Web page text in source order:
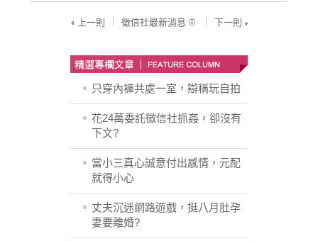
上一則 徵信社最新消息 下一則
只穿內褲共處一室，辯稱玩自拍
花24萬委託徵信社抓姦，卻沒有
下文?
當小三真心誠意付出感情，元配
就得小心
丈夫沉迷網路遊戲，挺八月肚孕
妻要離婚?